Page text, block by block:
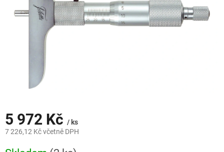
5 972 Kč / ks
7 226,12 Kč včetně DPH